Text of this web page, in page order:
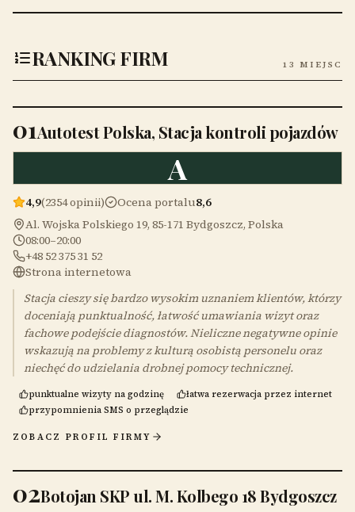
RANKING FIRM 13 MIEJSC
01Autotest Polska, Stacja kontroli pojazdów
A
4,9(2354 opinii) Ocena portalu8,6
Al. Wojska Polskiego 19, 85-171 Bydgoszcz, Polska
08:00–20:00
+48 52 375 31 52
Strona internetowa
Stacja cieszy się bardzo wysokim uznaniem klientów, którzy
doceniają punktualność, łatwość umawiania wizyt oraz
fachowe podejście diagnostów. Nieliczne negatywne opinie
wskazują na problemy z kulturą osobistą personelu oraz
niechęć do udzielania drobnej pomocy technicznej.
punktualne wizyty na godzinę
łatwa rezerwacja przez internet
przypomnienia SMS o przeglądzie
ZOBACZ PROFIL FIRMY
02Botojan SKP ul. M. Kolbego 18 Bydgoszcz